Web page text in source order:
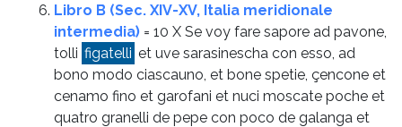
Libro B (Sec. XIV-XV, Italia meridionale
intermedia) = 10 X Se voy fare sapore ad pavone,
tolli figatelli et uve sarasinescha con esso, ad
bono modo ciascauno, et bone spetie, çencone et
cenamo fino et garofani et nuci moscate poche et
quatro granelli de pepe con poco de galanga et